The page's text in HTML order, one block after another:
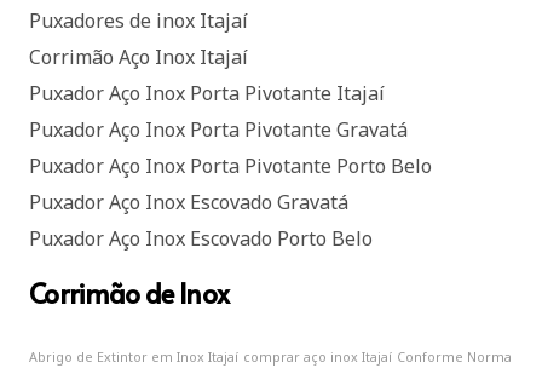
Puxadores de inox Itajaí
Corrimão Aço Inox Itajaí
Puxador Aço Inox Porta Pivotante Itajaí
Puxador Aço Inox Porta Pivotante Gravatá
Puxador Aço Inox Porta Pivotante Porto Belo
Puxador Aço Inox Escovado Gravatá
Puxador Aço Inox Escovado Porto Belo
Corrimão de Inox
Abrigo de Extintor em Inox Itajaí comprar aço inox Itajaí Conforme Norma